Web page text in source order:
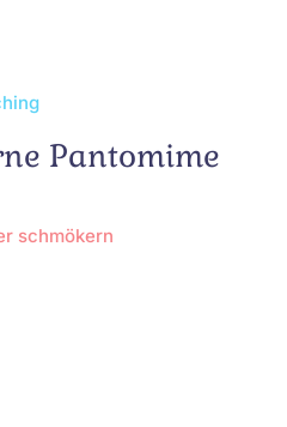
Pantomime
schmökern